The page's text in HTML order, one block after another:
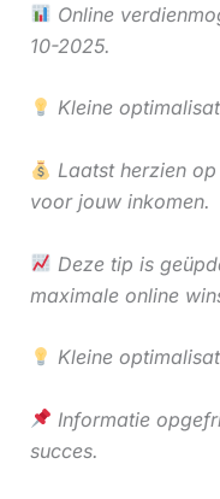
Online
10-2025.
Kleine
Laatst herzien
voor jouw inkomen.
Deze tip is
maximale online
Kleine
Informatie
succes.